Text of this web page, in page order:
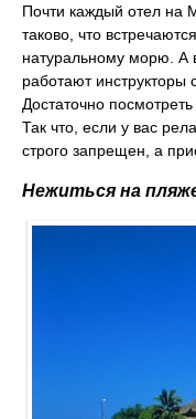
Почти каждый отел на
таково, что
натуральному морю. А
работают
Достаточно
Так что, если у вас
строго запрещен, а
Нежиться на